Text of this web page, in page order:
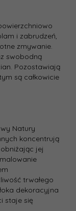
i zabrudzeń,
zmywanie.
swobodną
Pozostawiają
są całkowicie
Natury
koncentrują
jej
trwałego
dekoracyjna
staje się